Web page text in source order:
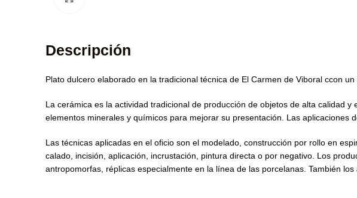
Descripción
Plato dulcero elaborado en la tradicional técnica de El Carmen de Viboral ccon
La cerámica es la actividad tradicional de producción de objetos de alta calidad
elementos minerales y químicos para mejorar su presentación. Las aplicaciones
Las técnicas aplicadas en el oficio son el modelado, construcción por rollo en
calado, incisión, aplicación, incrustación, pintura directa o por negativo. Los
antropomorfas, réplicas especialmente en la línea de las porcelanas. También